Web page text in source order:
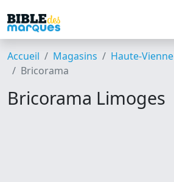
Accueil Magasins Haute-Vienne
Bricorama
Bricorama Limoges